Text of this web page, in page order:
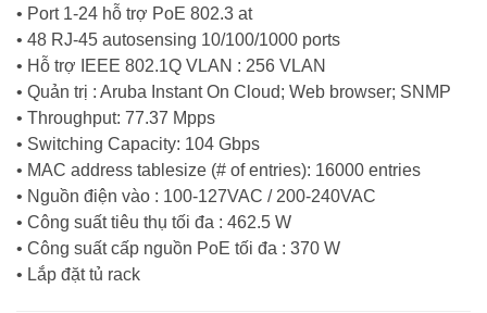
• Port 1-24 hỗ trợ PoE 802.3 at
• 48 RJ-45 autosensing 10/100/1000 ports
• Hỗ trợ IEEE 802.1Q VLAN : 256 VLAN
• Quản trị : Aruba Instant On Cloud; Web browser; SNMP
• Throughput: 77.37 Mpps
• Switching Capacity: 104 Gbps
• MAC address tablesize (# of entries): 16000 entries
• Nguồn điện vào : 100-127VAC / 200-240VAC
• Công suất tiêu thụ tối đa : 462.5 W
• Công suất cấp nguồn PoE tối đa : 370 W
• Lắp đặt tủ rack